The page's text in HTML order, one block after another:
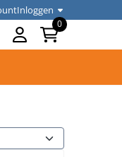
Inloggen
0